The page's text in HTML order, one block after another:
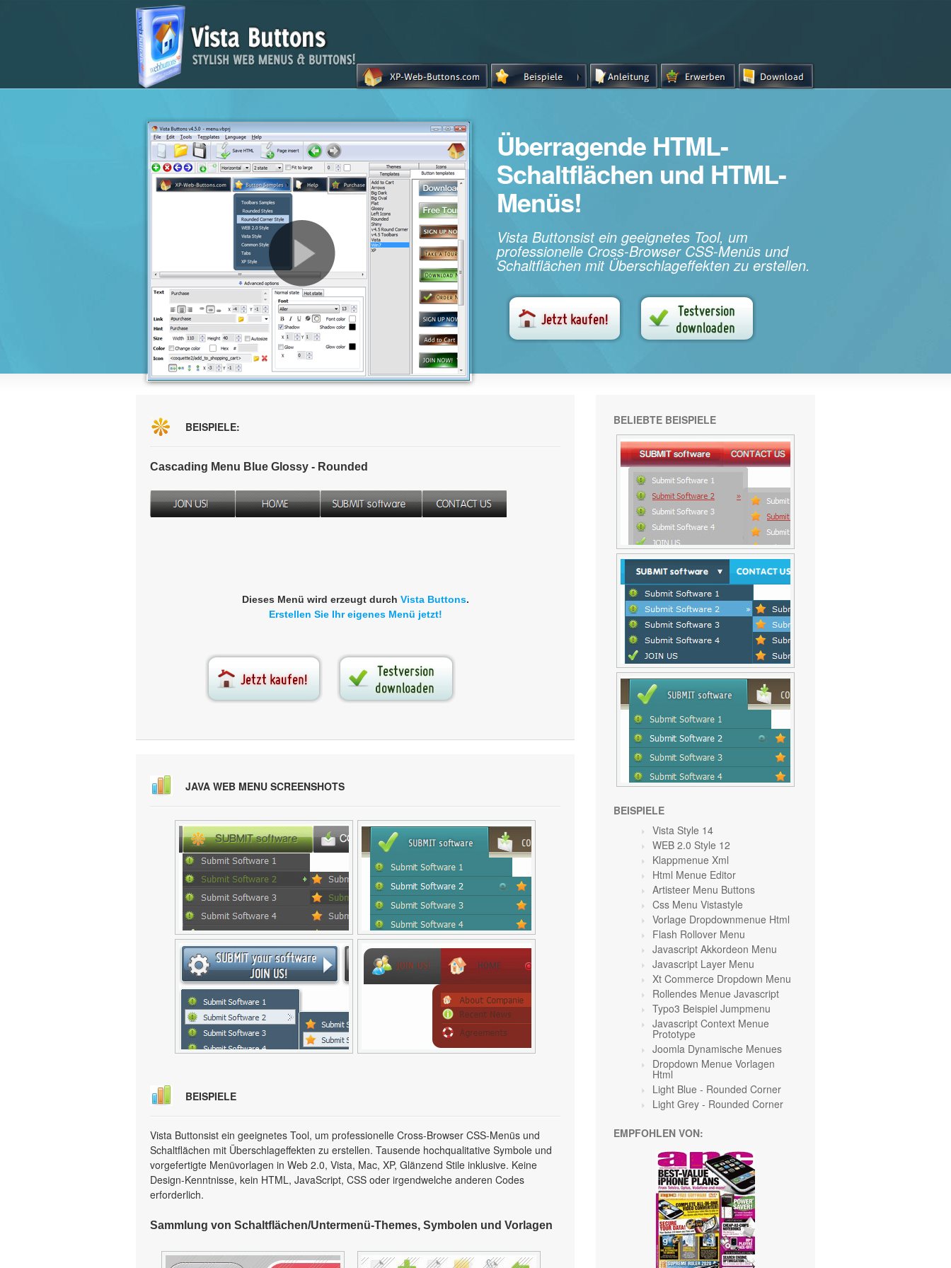
Überragende HTML-
Schaltflächen und HTML-
Menüs!
Vista Buttonsist ein geeignetes Tool, um
professionelle Cross-Browser CSS-Menüs und
Schaltflächen mit Überschlageffekten zu erstellen.
BEISPIELE:
Cascading Menu Blue Glossy - Rounded
Dieses Menü wird erzeugt durch Vista Buttons.
Erstellen Sie Ihr eigenes Menü jetzt!
JAVA WEB MENU SCREENSHOTS
BEISPIELE
Vista Buttonsist ein geeignetes Tool, um professionelle Cross-Browser CSS-Menüs und
Schaltflächen mit Überschlageffekten zu erstellen. Tausende hochqualitative Symbole und
vorgefertigte Menüvorlagen in Web 2.0, Vista, Mac, XP, Glänzend Stile inklusive. Keine
Design-Kenntnisse, kein HTML, JavaScript, CSS oder irgendwelche anderen Codes
erforderlich.
Sammlung von Schaltflächen/Untermenü-Themes, Symbolen und Vorlagen
BELIEBTE BEISPIELE
BEISPIELE
Vista Style 14
WEB 2.0 Style 12
Klappmenue Xml
Html Menue Editor
Artisteer Menu Buttons
Css Menu Vistastyle
Vorlage Dropdownmenue Html
Flash Rollover Menu
Javascript Akkordeon Menu
Javascript Layer Menu
Xt Commerce Dropdown Menu
Rollendes Menue Javascript
Typo3 Beispiel Jumpmenu
Javascript Context Menue
Prototype
Joomla Dynamische Menues
Dropdown Menue Vorlagen
Html
Light Blue - Rounded Corner
Light Grey - Rounded Corner
EMPFOHLEN VON: